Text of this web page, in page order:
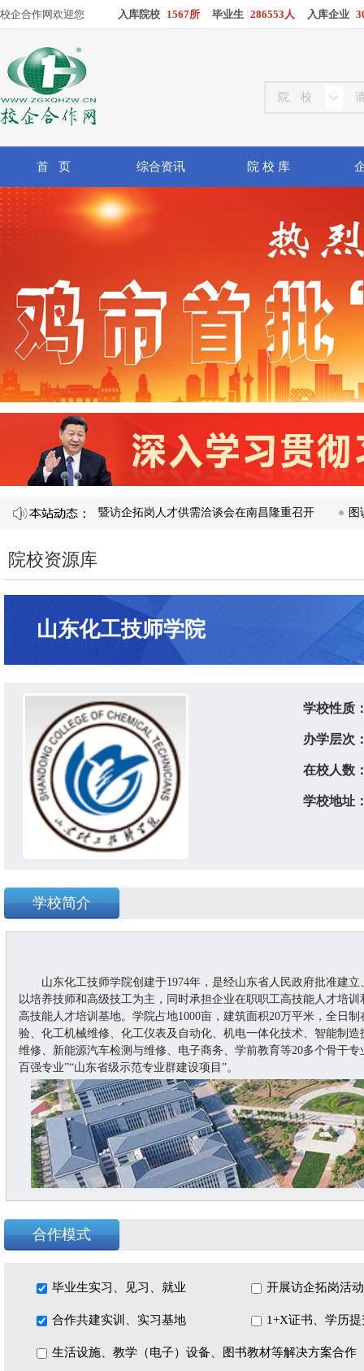
校企合作网欢迎您 入库院校 1567所 毕业生 286553人 入库企业
首 页 综合资讯 院 校 库
合校企合作暨访企拓岗人才供需洽谈会在南昌隆重召开​ 图说
院校资源库
山东化工技师学院
学校性质
办学层次
在校人数
学校地址
学校简介
山东化工技师学院创建于1974年，是经山东省人民政府批准建
以培养技师和高级技工为主，同时承担企业在职职工高技能人才培
高技能人才培训基地。学院占地1000亩，建筑面积20万平米，全日
验、化工机械维修、化工仪表及自动化、机电一体化技术、智能制
维修、新能源汽车检测与维修、电子商务、学前教育等20多个骨干
百强专业”“山东省级示范专业群建设项目”。
合作模式
毕业生实习、见习、就业 开展访企拓岗活动
合作共建实训、实习基地 1+X证书、学历
生活设施、教学（电子）设备、图书教材等解决方案合作